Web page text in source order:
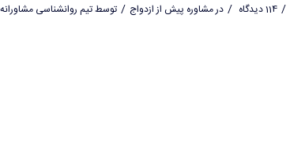
/ 114 دیدگاه / درمشاوره پیش از ازدواج / توسطتیم روانشناسی مشاورانه